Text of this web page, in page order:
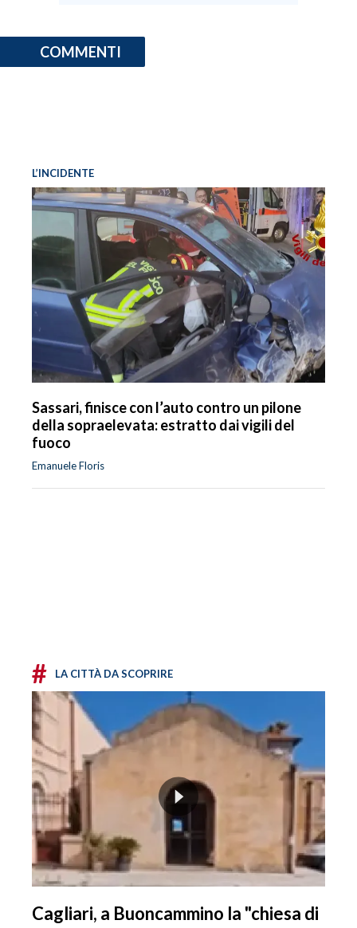
STORE
COMMENTI
L’INCIDENTE
Sassari, finisce con l’auto contro un pilone
della sopraelevata: estratto dai vigili del
fuoco
Emanuele Floris
# LA CITTÀ DA SCOPRIRE
Cagliari, a Buoncammino la "chiesa di